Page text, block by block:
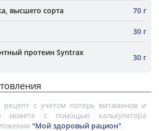
высшего сорта 70 г
30 г
протеин Syntrax
30 г
рецепт с учетом потерь витаминов и
можете с помощью калькулятора
"Мой здоровый рацион".